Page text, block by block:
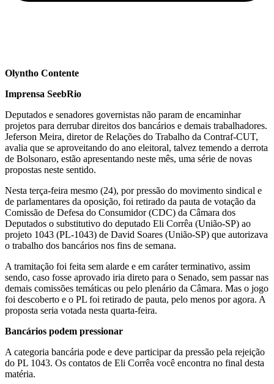
Olyntho Contente
Imprensa SeebRio
Deputados e senadores governistas não param de encaminhar
projetos para derrubar direitos dos bancários e demais trabalhadores.
Jeferson Meira, diretor de Relações do Trabalho da Contraf-CUT,
avalia que se aproveitando do ano eleitoral, talvez temendo a derrota
de Bolsonaro, estão apresentando neste mês, uma série de novas
propostas neste sentido.
Nesta terça-feira mesmo (24), por pressão do movimento sindical e
de parlamentares da oposição, foi retirado da pauta de votação da
Comissão de Defesa do Consumidor (CDC) da Câmara dos
Deputados o substitutivo do deputado Eli Corrêa (União-SP) ao
projeto 1043 (PL-1043) de David Soares (União-SP) que autorizava
o trabalho dos bancários nos fins de semana.
A tramitação foi feita sem alarde e em caráter terminativo, assim
sendo, caso fosse aprovado iria direto para o Senado, sem passar nas
demais comissões temáticas ou pelo plenário da Câmara. Mas o jogo
foi descoberto e o PL foi retirado de pauta, pelo menos por agora. A
proposta seria votada nesta quarta-feira.
Bancários podem pressionar
A categoria bancária pode e deve participar da pressão pela rejeição
do PL 1043. Os contatos de Eli Corrêa você encontra no final desta
matéria.